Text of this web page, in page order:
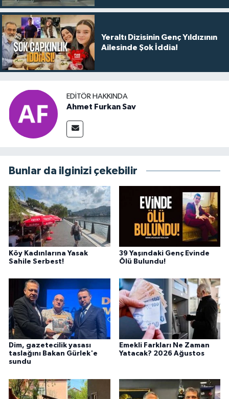
Yeraltı Dizisinin Genç Yıldızının
Ailesinde Şok İddia!
EDITÖR HAKKINDA
Ahmet Furkan Sav
Bunlar da ilginizi çekebilir
Köy Kadınlarına Yasak
Sahile Serbest!
39 Yaşındaki Genç Evinde
Ölü Bulundu!
Dim, gazetecilik yasası
taslağını Bakan Gürlek'e
sundu
Emekli Farkları Ne Zaman
Yatacak? 2026 Ağustos